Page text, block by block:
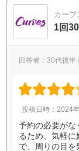
カー
1回
回答者：30代後半
投稿日時：2024
予約の必要がな
るため、気軽
で、周りの目を